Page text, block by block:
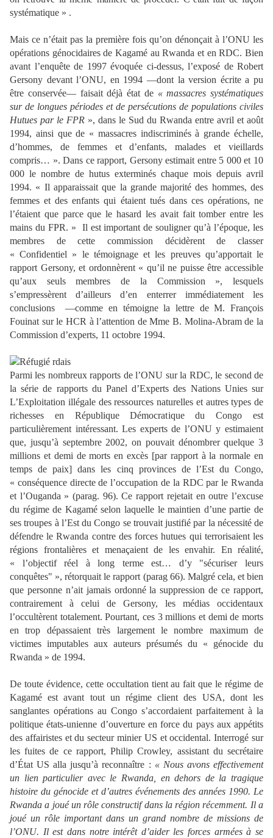
systématique » .
Mais ce n’était pas la première fois qu’on dénonçait à l’ONU les
opérations génocidaires de Kagamé au Rwanda et en RDC. Bien
avant l’enquête de 1997 évoquée ci-dessus, l’exposé de Robert
Gersony devant l’ONU, en 1994 —dont la version écrite a pu
être conservée— faisait déjà état de « massacres systématiques
sur de longues périodes et de persécutions de populations civiles
Hutues par le FPR », dans le Sud du Rwanda entre avril et août
1994, ainsi que de « massacres indiscriminés à grande échelle,
d’hommes, de femmes et d’enfants, malades et vieillards
compris… ». Dans ce rapport, Gersony estimait entre 5 000 et 10
000 le nombre de hutus exterminés chaque mois depuis avril
1994. « Il apparaissait que la grande majorité des hommes, des
femmes et des enfants qui étaient tués dans ces opérations, ne
l’étaient que parce que le hasard les avait fait tomber entre les
mains du FPR. » Il est important de souligner qu’à l’époque, les
membres de cette commission décidèrent de classer
« Confidentiel » le témoignage et les preuves qu’apportait le
rapport Gersony, et ordonnèrent « qu’il ne puisse être accessible
qu’aux seuls membres de la Commission », lesquels
s’empressèrent d’ailleurs d’en enterrer immédiatement les
conclusions —comme en témoigne la lettre de M. François
Fouinat sur le HCR à l’attention de Mme B. Molina-Abram de la
Commission d’experts, 11 octobre 1994.
Parmi les nombreux rapports de l’ONU sur la RDC, le second de
la série de rapports du Panel d’Experts des Nations Unies sur
L’Exploitation illégale des ressources naturelles et autres types de
richesses en République Démocratique du Congo est
particulièrement intéressant. Les experts de l’ONU y estimaient
que, jusqu’à septembre 2002, on pouvait dénombrer quelque 3
millions et demi de morts en excès [par rapport à la normale en
temps de paix] dans les cinq provinces de l’Est du Congo,
« conséquence directe de l’occupation de la RDC par le Rwanda
et l’Ouganda » (parag. 96). Ce rapport rejetait en outre l’excuse
du régime de Kagamé selon laquelle le maintien d’une partie de
ses troupes à l’Est du Congo se trouvait justifié par la nécessité de
défendre le Rwanda contre des forces hutues qui terrorisaient les
régions frontalières et menaçaient de les envahir. En réalité,
« l’objectif réel à long terme est… d’y "sécuriser leurs
conquêtes" », rétorquait le rapport (parag 66). Malgré cela, et bien
que personne n’ait jamais ordonné la suppression de ce rapport,
contrairement à celui de Gersony, les médias occidentaux
l’occultèrent totalement. Pourtant, ces 3 millions et demi de morts
en trop dépassaient très largement le nombre maximum de
victimes imputables aux auteurs présumés du « génocide du
Rwanda » de 1994.
De toute évidence, cette occultation tient au fait que le régime de
Kagamé est avant tout un régime client des USA, dont les
sanglantes opérations au Congo s’accordaient parfaitement à la
politique états-unienne d’ouverture en force du pays aux appétits
des affairistes et du secteur minier US et occidental. Interrogé sur
les fuites de ce rapport, Philip Crowley, assistant du secrétaire
d’État US alla jusqu’à reconnaître : « Nous avons effectivement
un lien particulier avec le Rwanda, en dehors de la tragique
histoire du génocide et d’autres événements des années 1990. Le
Rwanda a joué un rôle constructif dans la région récemment. Il a
joué un rôle important dans un grand nombre de missions de
l’ONU. Il est dans notre intérêt d’aider les forces armées à se